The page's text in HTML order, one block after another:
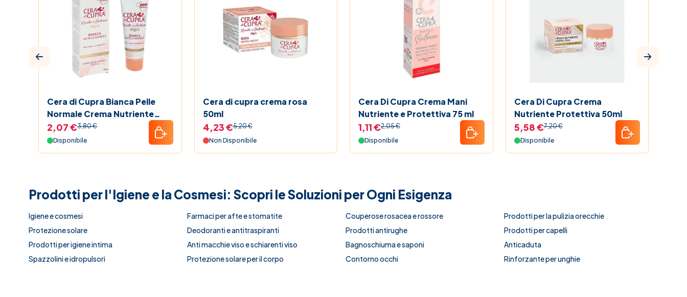
Cera di Cupra Bianca Pelle
Normale Crema Nutriente
Tubo 75 ml
2,07 €3,80 €
Disponibile
Cera di cupra crema rosa
50ml
4,23 €5,20 €
Non Disponibile
Cera Di Cupra Crema Mani
Nutriente e Protettiva 75 ml
1,11 €2,05 €
Disponibile
Cera Di Cupra Crema
Nutriente Protettiva 50ml
5,58 €7,20 €
Disponibile
Prodotti per l'Igiene e la Cosmesi: Scopri le Soluzioni per Ogni Esigenza
Igiene e cosmesi Farmaci per afte e stomatite Couperose rosacea e rossore
Prodotti per la pulizia orecchie
Protezione solare
Deodoranti e antitraspiranti Prodotti antirughe
Prodotti per capelli
Prodotti per igiene intima
Anti macchie viso e schiarenti viso Bagnoschiuma e saponi
Anticaduta
Spazzolini e idropulsori
Protezione solare per il corpo Contorno occhi Rinforzante per unghie